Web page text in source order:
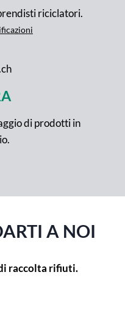
riciclatori.
di prodotti in
A NOI
raccolta rifiuti.